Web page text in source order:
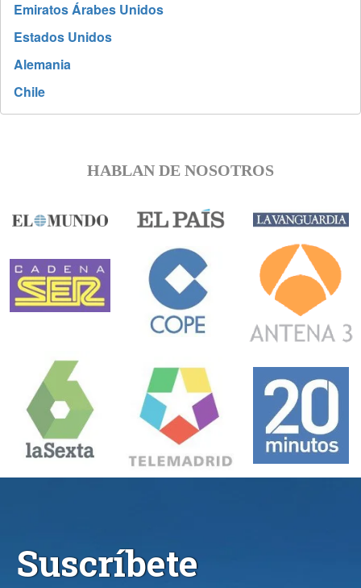
Emiratos Árabes Unidos
Estados Unidos
Alemania
Chile
HABLAN DE NOSOTROS
Suscríbete